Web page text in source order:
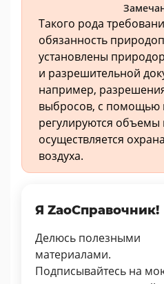
Такого рода
обязанность
установлены
и разрешительной
например,
выбросов, с помощью
регулируются
осуществляется
воздуха.
Я ZaoСправочник!
Делюсь полезными
материалами.
Подписывайтесь на